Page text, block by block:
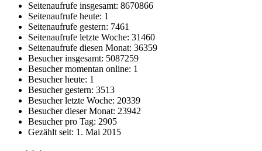
Seitenaufrufe insgesamt: 8670866
Seitenaufrufe heute: 1
Seitenaufrufe gestern: 7461
Seitenaufrufe letzte Woche: 31460
Seitenaufrufe diesen Monat: 36359
Besucher insgesamt: 5087259
Besucher momentan online: 1
Besucher heute: 1
Besucher gestern: 3513
Besucher letzte Woche: 20339
Besucher dieser Monat: 23942
Besucher pro Tag: 2905
Gezählt seit: 1. Mai 2015